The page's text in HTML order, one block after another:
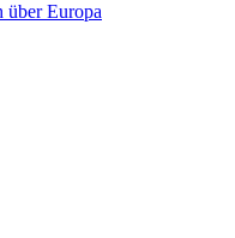
über Europa